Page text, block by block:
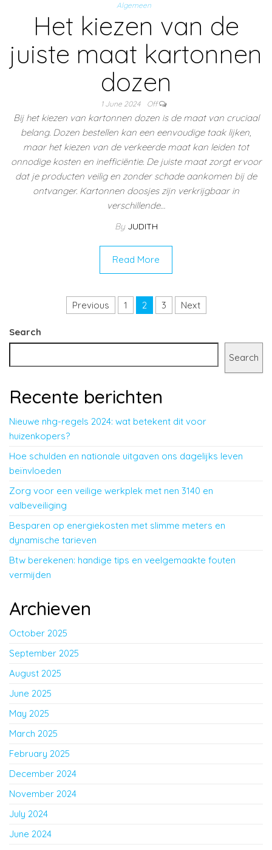
Algemeen
Het kiezen van de
juiste maat kartonnen
dozen
1 June 2024 Off
Bij het kiezen van kartonnen dozen is de maat van cruciaal
belang. Dozen bestellen kan een eenvoudige taak lijken,
maar het kiezen van de verkeerde maat kan leiden tot
onnodige kosten en inefficiëntie. De juiste maat zorgt ervoor
dat je producten veilig en zonder schade aankomen bij de
ontvanger. Kartonnen doosjes zijn verkrijgbaar in
verschillende…
By JUDITH
Read More
Posts pagination
Previous 1 2 3 Next
Search
Search
Recente berichten
Nieuwe nhg-regels 2024: wat betekent dit voor
huizenkopers?
Hoe schulden en nationale uitgaven ons dagelijks leven
beïnvloeden
Zorg voor een veilige werkplek met nen 3140 en
valbeveiliging
Besparen op energiekosten met slimme meters en
dynamische tarieven
Btw berekenen: handige tips en veelgemaakte fouten
vermijden
Archieven
October 2025
September 2025
August 2025
June 2025
May 2025
March 2025
February 2025
December 2024
November 2024
July 2024
June 2024